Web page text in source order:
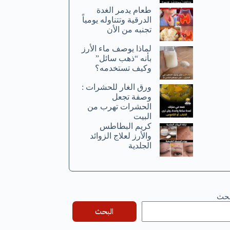
طعام يدمر الغدة
الدرقية وتتناوله يومياً
تجنبه من الأن
لماذا يوصف ماء الأرز
بأنه “ذهب سائل”
وكيف تستخدمه؟
ورق الغار للحشرات :
وصفة تجعل
الحشرات تهرب من
البيت
كريم البطاطس
والأرز لعلاج الزوائد
الجلدية
البحث